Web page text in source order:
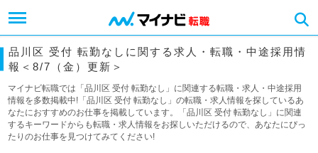
品川区 受付 転勤なしに関する求人・転職・中途採用情
報＜8/7（金）更新＞
マイナビ転職では「品川区 受付 転勤なし」に関連する転職・求人・中途採用
情報を多数掲載中!「品川区 受付 転勤なし」の転職・求人情報を探しているあ
なたにおすすめのお仕事を掲載しています。「品川区 受付 転勤なし」に関連
するキーワードからも転職・求人情報をお探しいただけるので、あなたにぴっ
たりのお仕事を見つけてみてください!